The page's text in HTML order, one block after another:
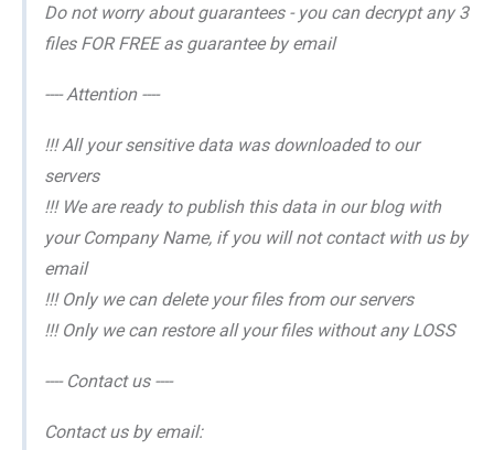
Do not worry about guarantees - you can decrypt any 3
files FOR FREE as guarantee by email
---- Attention ----
!!! All your sensitive data was downloaded to our
servers
!!! We are ready to publish this data in our blog with
your Company Name, if you will not contact with us by
email
!!! Only we can delete your files from our servers
!!! Only we can restore all your files without any LOSS
---- Contact us ----
Contact us by email: